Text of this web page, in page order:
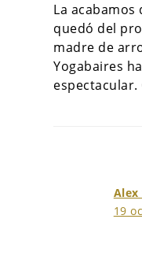
La acabamos
quedó del
madre de
Yogabaires
espectacular.
Alex
19